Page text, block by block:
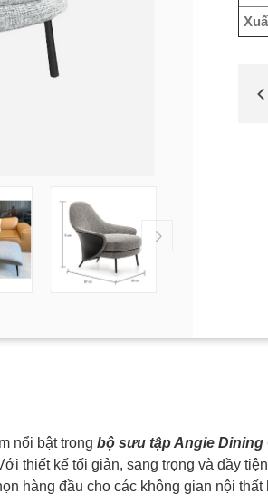
nổi bật trong bộ sưu tập Angie Dining
thiết kế tối giản, sang trọng và đầy
hàng đầu cho các không gian nội thất